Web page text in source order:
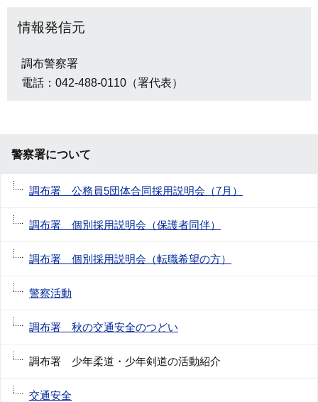
情報発信元
調布警察署
電話：042-488-0110（署代表）
警察署について
調布署 公務員5団体合同採用説明会（7月）
調布署 個別採用説明会（保護者同伴）
調布署 個別採用説明会（転職希望の方）
警察活動
調布署 秋の交通安全のつどい
調布署 少年柔道・少年剣道の活動紹介
交通安全